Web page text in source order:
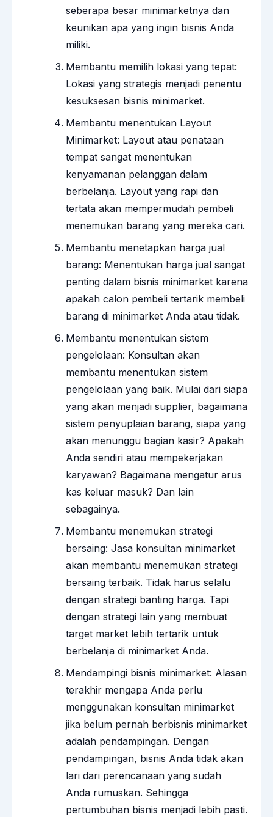
seberapa besar minimarketnya dan
keunikan apa yang ingin bisnis Anda
miliki.
Membantu memilih lokasi yang tepat:
Lokasi yang strategis menjadi penentu
kesuksesan bisnis minimarket.
Membantu menentukan Layout
Minimarket: Layout atau penataan
tempat sangat menentukan
kenyamanan pelanggan dalam
berbelanja. Layout yang rapi dan
tertata akan mempermudah pembeli
menemukan barang yang mereka cari.
Membantu menetapkan harga jual
barang: Menentukan harga jual sangat
penting dalam bisnis minimarket karena
apakah calon pembeli tertarik membeli
barang di minimarket Anda atau tidak.
Membantu menentukan sistem
pengelolaan: Konsultan akan
membantu menentukan sistem
pengelolaan yang baik. Mulai dari siapa
yang akan menjadi supplier, bagaimana
sistem penyuplaian barang, siapa yang
akan menunggu bagian kasir? Apakah
Anda sendiri atau mempekerjakan
karyawan? Bagaimana mengatur arus
kas keluar masuk? Dan lain
sebagainya.
Membantu menemukan strategi
bersaing: Jasa konsultan minimarket
akan membantu menemukan strategi
bersaing terbaik. Tidak harus selalu
dengan strategi banting harga. Tapi
dengan strategi lain yang membuat
target market lebih tertarik untuk
berbelanja di minimarket Anda.
Mendampingi bisnis minimarket: Alasan
terakhir mengapa Anda perlu
menggunakan konsultan minimarket
jika belum pernah berbisnis minimarket
adalah pendampingan. Dengan
pendampingan, bisnis Anda tidak akan
lari dari perencanaan yang sudah
Anda rumuskan. Sehingga
pertumbuhan bisnis menjadi lebih pasti.